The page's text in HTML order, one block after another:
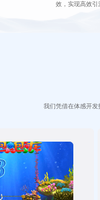
效，实现高效
我们凭借在体感开